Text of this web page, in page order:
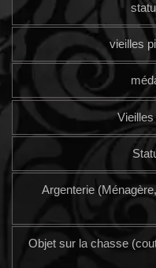
vieilles
Argenterie
Objet sur la chasse